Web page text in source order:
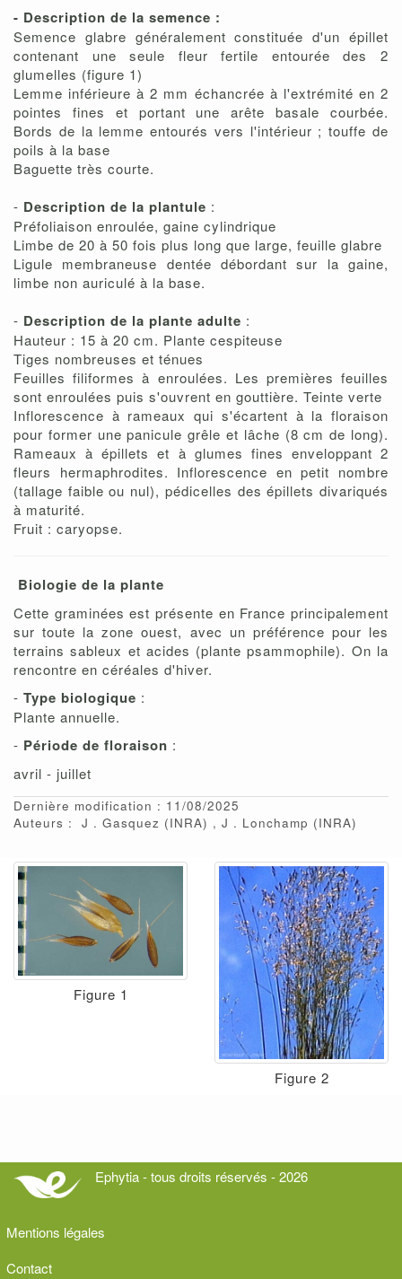
- Description de la semence :
Semence glabre généralement constituée d'un épillet
contenant une seule fleur fertile entourée des 2
glumelles (figure 1)
Lemme inférieure à 2 mm échancrée à l'extrémité en 2
pointes fines et portant une arête basale courbée.
Bords de la lemme entourés vers l'intérieur ; touffe de
poils à la base
Baguette très courte.
- Description de la plantule :
Préfoliaison enroulée, gaine cylindrique
Limbe de 20 à 50 fois plus long que large, feuille glabre
Ligule membraneuse dentée débordant sur la gaine,
limbe non auriculé à la base.
- Description de la plante adulte :
Hauteur : 15 à 20 cm. Plante cespiteuse
Tiges nombreuses et ténues
Feuilles filiformes à enroulées. Les premières feuilles
sont enroulées puis s'ouvrent en gouttière. Teinte verte
Inflorescence à rameaux qui s'écartent à la floraison
pour former une panicule grêle et lâche (8 cm de long).
Rameaux à épillets et à glumes fines enveloppant 2
fleurs hermaphrodites. Inflorescence en petit nombre
(tallage faible ou nul), pédicelles des épillets divariqués
à maturité.
Fruit : caryopse.
Biologie de la plante
Cette graminées est présente en France principalement
sur toute la zone ouest, avec un préférence pour les
terrains sableux et acides (plante psammophile). On la
rencontre en céréales d'hiver.
- Type biologique :
Plante annuelle.
- Période de floraison :
avril - juillet
Dernière modification : 11/08/2025
Auteurs :
J Gasquez (INRA) J Lonchamp (INRA)
Figure 1
Figure 2
Ephytia - tous droits réservés - 2026
Mentions légales
Contact